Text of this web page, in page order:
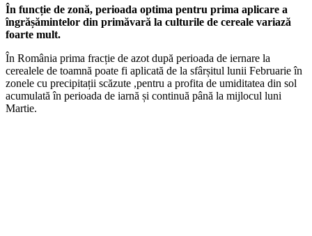
În funcție de zonă, perioada optima pentru prima aplicare a
îngrășămintelor din primăvară la culturile de cereale variază
foarte mult.
În România prima fracție de azot după perioada de iernare la
cerealele de toamnă poate fi aplicată de la sfârșitul lunii Februarie în
zonele cu precipitații scăzute ,pentru a profita de umiditatea din sol
acumulată în perioada de iarnă și continuă până la mijlocul luni
Martie.